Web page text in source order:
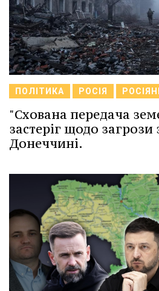
ПОЛІТИКА РОСІЯ
"Схована передача
застеріг щодо
Донеччині.